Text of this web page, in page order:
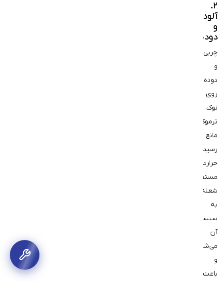
۲.
آلودگی
و
دوده‌گرفتگی
چربی
و
دوده
روی
نوک
ترموکوپل
مانع
رسیدن
حرارت
مستقیم
شعله
به
سنسور
آن
می‌شود
و
باعث